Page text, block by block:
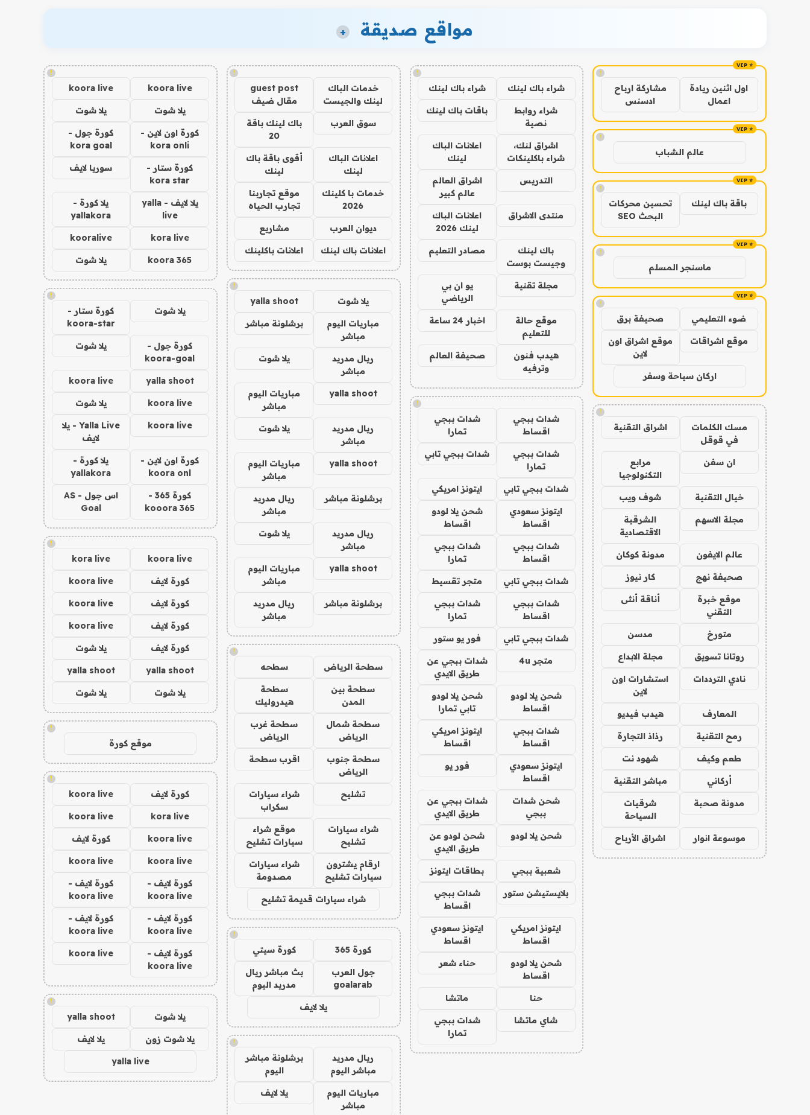
مواقع صديقة +
!
اول اثنين ريادة
اعمال
مشاركة ارباح
ادسنس
!
عالم الشباب
!
باقة باك لينك
تحسين محركات
البحث SEO
!
ماسنجر المسلم
!
ضوء التعليمي صحيفة برق
موقع اشراقات
موقع اشراق اون
لاين
اركان سياحة وسفر
!
مسك الكلمات
في قوقل
اشراق التقنية
ان سفن
مرابع
التكنولوجيا
خيال التقنية شوف ويب
مجلة الاسهم
الشرقية
الاقتصادية
عالم الايفون مدونة كوكان
صحيفة نهج كار نيوز
موقع خبرة
التقني
أناقة أنثى
متورخ مدسن
روتانا تسويق مجلة الابداع
نادي الترددات
استشارات اون
لاين
المعارف هيدب فيديو
رمح التقنية رذاذ التجارة
طعم وكيف شهود نت
أركاني مباشر التقنية
مدونة صحبة
شرقيات
السياحة
موسوعة انوار اشراق الأرباح
!
شراء باك لينك شراء باك لينك
شراء روابط
نصية
باقات باك لينك
اشراق لنك،
شراء باكلينكات
اعلانات الباك
لينك
التدريس
اشراق العالم
عالم كبير
منتدى الاشراق
اعلانات الباك
لينك 2026
باك لينك
وجيست بوست
مصادر التعليم
مجلة تقنية
يو ان بي
الرياضي
موقع حالة
للتعليم
اخبار 24 ساعة
هيدب فنون
وترفيه
صحيفة العالم
!
شدات ببجي
اقساط
شدات ببجي
تمارا
شدات ببجي
تمارا
شدات ببجي تابي
شدات ببجي تابي ايتونز امريكي
ايتونز سعودي
اقساط
شحن يلا لودو
اقساط
شدات ببجي
اقساط
شدات ببجي
تمارا
شدات ببجي تابي متجر تقسيط
شدات ببجي
اقساط
شدات ببجي
تمارا
شدات ببجي تابي فور يو ستور
متجر 4u
شدات ببجي عن
طريق الايدي
شحن يلا لودو
اقساط
شحن يلا لودو
تابي تمارا
شدات ببجي
اقساط
ايتونز امريكي
اقساط
ايتونز سعودي
اقساط
فور يو
شحن شدات
ببجي
شدات ببجي عن
طريق الايدي
شحن يلا لودو
شحن لودو عن
طريق الايدي
شعبية ببجي بطاقات ايتونز
بلايستيشن ستور
شدات ببجي
اقساط
ايتونز امريكي
اقساط
ايتونز سعودي
اقساط
شحن يلا لودو
اقساط
حناء شعر
حنا ماتشا
شاي ماتشا
شدات ببجي
تمارا
!
خدمات الباك
لينك والجيست
guest post
مقال ضيف
سوق العرب
باك لينك باقة
20
اعلانات الباك
لينك
أقوى باقة باك
لينك
خدمات با كلينك
2026
موقع تجاربنا
تجارب الحياه
ديوان العرب مشاريع
اعلانات باك لينك اعلانات باكلينك
!
يلا شوت yalla shoot
مباريات اليوم
مباشر
برشلونة مباشر
ريال مدريد
مباشر
يلا شوت
yalla shoot
مباريات اليوم
مباشر
ريال مدريد
مباشر
يلا شوت
yalla shoot
مباريات اليوم
مباشر
برشلونة مباشر
ريال مدريد
مباشر
ريال مدريد
مباشر
يلا شوت
yalla shoot
مباريات اليوم
مباشر
برشلونة مباشر
ريال مدريد
مباشر
!
سطحة الرياض سطحه
سطحة بين
المدن
سطحة
هيدروليك
سطحة شمال
الرياض
سطحة غرب
الرياض
سطحة جنوب
الرياض
اقرب سطحة
تشليح
شراء سيارات
سكراب
شراء سيارات
تشليح
موقع شراء
سيارات تشليح
ارقام يشترون
سيارات تشليح
شراء سيارات
مصدومة
شراء سيارات قديمة تشليح
!
كورة 365 كورة سيتي
جول العرب
goalarab
بث مباشر ريال
مدريد اليوم
يلا لايف
!
ريال مدريد
مباشر اليوم
برشلونة مباشر
اليوم
مباريات اليوم
مباشر
يلا لايف
!
koora live
koora live
يلا شوت يلا شوت
كورة اون لاين -
kora onli
كورة جول -
kora goal
كورة ستار -
kora star
سوريا لايف
يلا لايف - yalla
live
يلا كورة -
yallakora
kora live
kooralive
koora 365 يلا شوت
!
يلا شوت
كورة ستار -
koora-star
كورة جول -
koora-goal
يلا شوت
yalla shoot
koora live
koora live يلا شوت
koora live
Yalla Live - يلا
لايف
كورة اون لاين -
koora onl
يلا كورة -
yallakora
كورة 365 -
kooora 365
اس جول - AS
Goal
!
koora live
kora live
كورة لايف koora live
كورة لايف koora live
كورة لايف koora live
كورة لايف يلا شوت
yalla shoot
yalla shoot
يلا شوت يلا شوت
!
موقع كورة
!
كورة لايف koora live
kora live
koora live
koora live كورة لايف
koora live
koora live
كورة لايف -
koora live
كورة لايف -
koora live
كورة لايف -
koora live
كورة لايف -
koora live
كورة لايف -
koora live
koora live
!
يلا شوت yalla shoot
يلا شوت زون يلا لايف
yalla live